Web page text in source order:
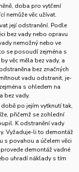
doba pro vytčení
nemůže věc užívat.
její odstranění. Podle
bez vady nebo opravu
nemožný nebo ve
se posoudí zejména s
věc měla bez vady, a
bez značných
vadu odstranit, je-
s ohledem na
bez vady.
po jejím vytknutí tak,
přičemž se zohlední
K odstranění vady
Vyžaduje-li to demontáž
s povahou a účelem věci
demontáž vadné
uhradí náklady s tím